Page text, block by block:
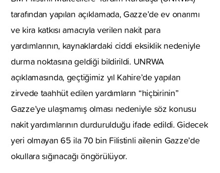
tarafından yapılan açıklamada, Gazze’de ev onarımı
ve kira katkısı amacıyla verilen nakit para
yardımlarının, kaynaklardaki ciddi eksiklik nedeniyle
durma noktasına geldiği bildirildi. UNRWA
açıklamasında, geçtiğimiz yıl Kahire’de yapılan
zirvede taahhüt edilen yardımların “hiçbirinin”
Gazze’ye ulaşmamış olması nedeniyle söz konusu
nakit yardımlarının durdurulduğu ifade edildi. Gidecek
yeri olmayan 65 ila 70 bin Filistinli ailenin Gazze’de
okullara sığınacağı öngörülüyor.